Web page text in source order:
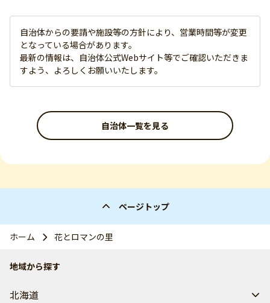
自治体からの要請や施設等の方針により、営業時間等が変更
となっている場合があります。
最新の情報は、自治体公式Webサイト等でご確認いただきま
すよう、よろしくお願いいたします。
自治体一覧を見る
ページトップ
ホーム 花とロマンの里
地域から探す
北海道